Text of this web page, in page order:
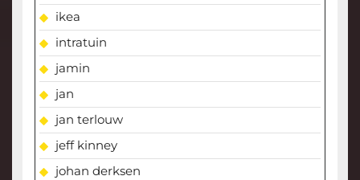
ikea
intratuin
jamin
jan
jan terlouw
jeff kinney
johan derksen